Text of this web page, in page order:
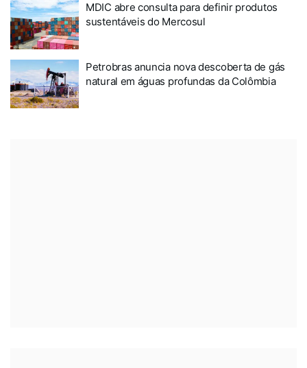
MDIC abre consulta para definir produtos
sustentáveis do Mercosul
Petrobras anuncia nova descoberta de gás
natural em águas profundas da Colômbia